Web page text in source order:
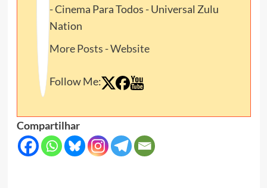
- Cinema Para Todos - Universal Zulu
Nation
More Posts -Website
Follow Me:
Compartilhar